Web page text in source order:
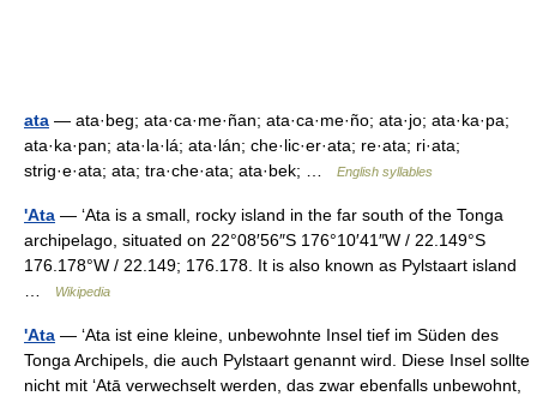
ata — ata·beg; ata·ca·me·ñan; ata·ca·me·ño; ata·jo; ata·ka·pa;
ata·ka·pan; ata·la·lá; ata·lán; che·lic·er·ata; re·ata; ri·ata;
strig·e·ata; ata; tra·che·ata; ata·bek; …
English syllables
'Ata — ʻAta is a small, rocky island in the far south of the Tonga
archipelago, situated on 22°08′56″S 176°10′41″W / 22.149°S
176.178°W / 22.149; 176.178. It is also known as Pylstaart island
Wikipedia
'Ata — ʻAta ist eine kleine, unbewohnte Insel tief im Süden des
Tonga Archipels, die auch Pylstaart genannt wird. Diese Insel sollte
nicht mit ʻAtā verwechselt werden, das zwar ebenfalls unbewohnt,